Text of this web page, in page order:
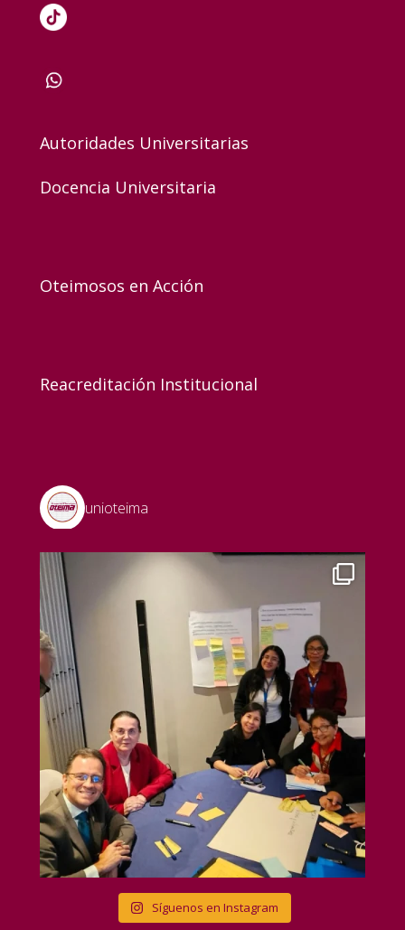
Autoridades Universitarias
Docencia Universitaria
Oteimosos en Acción
Reacreditación Institucional
unioteima
Síguenos en Instagram